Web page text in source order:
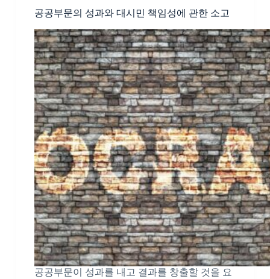
공공부문의 성과와 대시민 책임성에 관한 소고
공공부문이 성과를 내고 결과를 창출할 것을 요